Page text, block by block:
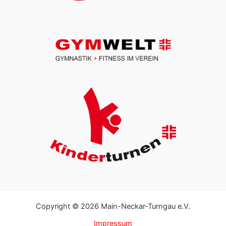
Copyright © 2026 Main-Neckar-Turngau e.V.
Impressum